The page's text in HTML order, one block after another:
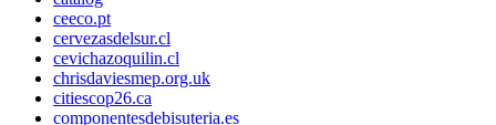
ceeco.pt
cervezasdelsur.cl
cevichazoquilin.cl
chrisdaviesmep.org.uk
citiescop26.ca
componentesdebisuteria.es